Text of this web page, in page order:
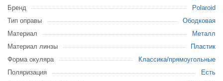
Бренд
Polaroid
Тип оправы
Ободковая
Материал
Металл
Материал линзы
Пластик
Форма окуляра
Классика/прямоугольные
Поляризация
Есть